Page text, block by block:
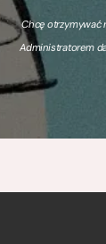
Chcę otrzymywać
Administratorem